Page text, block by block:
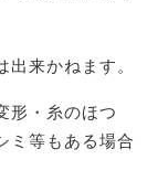
来かねます。
形・糸のほつ
ミ等もある場合